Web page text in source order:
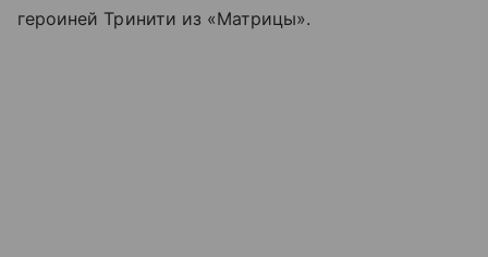
героиней Тринити из «Матрицы».